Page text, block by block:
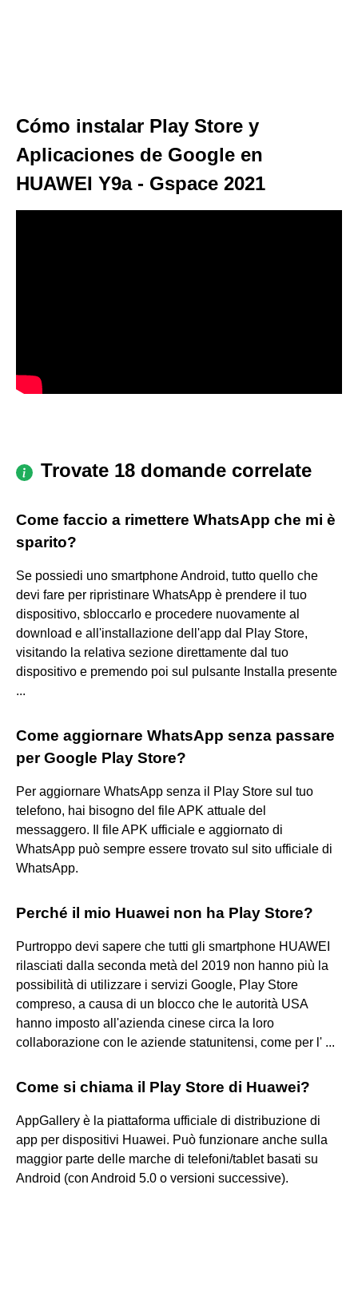
Cómo instalar Play Store y
Aplicaciones de Google en
HUAWEI Y9a - Gspace 2021
Trovate 18 domande correlate
Come faccio a rimettere WhatsApp che mi è
sparito?
Se possiedi uno smartphone Android, tutto quello che
devi fare per ripristinare WhatsApp è prendere il tuo
dispositivo, sbloccarlo e procedere nuovamente al
download e all'installazione dell'app dal Play Store,
visitando la relativa sezione direttamente dal tuo
dispositivo e premendo poi sul pulsante Installa presente
...
Come aggiornare WhatsApp senza passare
per Google Play Store?
Per aggiornare WhatsApp senza il Play Store sul tuo
telefono, hai bisogno del file APK attuale del
messaggero. Il file APK ufficiale e aggiornato di
WhatsApp può sempre essere trovato sul sito ufficiale di
WhatsApp.
Perché il mio Huawei non ha Play Store?
Purtroppo devi sapere che tutti gli smartphone HUAWEI
rilasciati dalla seconda metà del 2019 non hanno più la
possibilità di utilizzare i servizi Google, Play Store
compreso, a causa di un blocco che le autorità USA
hanno imposto all'azienda cinese circa la loro
collaborazione con le aziende statunitensi, come per l' ...
Come si chiama il Play Store di Huawei?
AppGallery è la piattaforma ufficiale di distribuzione di
app per dispositivi Huawei. Può funzionare anche sulla
maggior parte delle marche di telefoni/tablet basati su
Android (con Android 5.0 o versioni successive).